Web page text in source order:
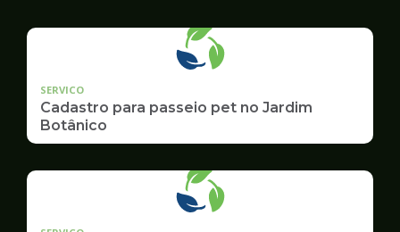
SERVICO
Cadastro para passeio pet no Jardim
Botânico